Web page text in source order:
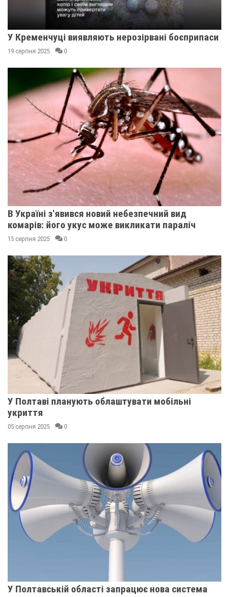
У Кременчуці виявляють нерозірвані боєприпаси
19 серпня 2025 0
В Україні з'явився новий небезпечний вид
комарів: його укус може викликати параліч
15 серпня 2025 0
У Полтаві планують облаштувати мобільні
укриття
05 серпня 2025 0
У Полтавській області запрацює нова система